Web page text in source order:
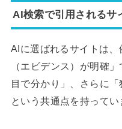
AI検索で引用されるサ
AIに選ばれるサイトは
（エビデンス）が明確
目で分かり」、さらに「
という共通点を持ってい